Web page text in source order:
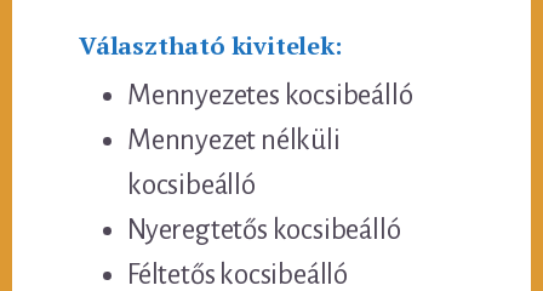
Választható kivitelek:
Mennyezetes kocsibeálló
Mennyezet nélküli
kocsibeálló
Nyeregtetős kocsibeálló
Féltetős kocsibeálló